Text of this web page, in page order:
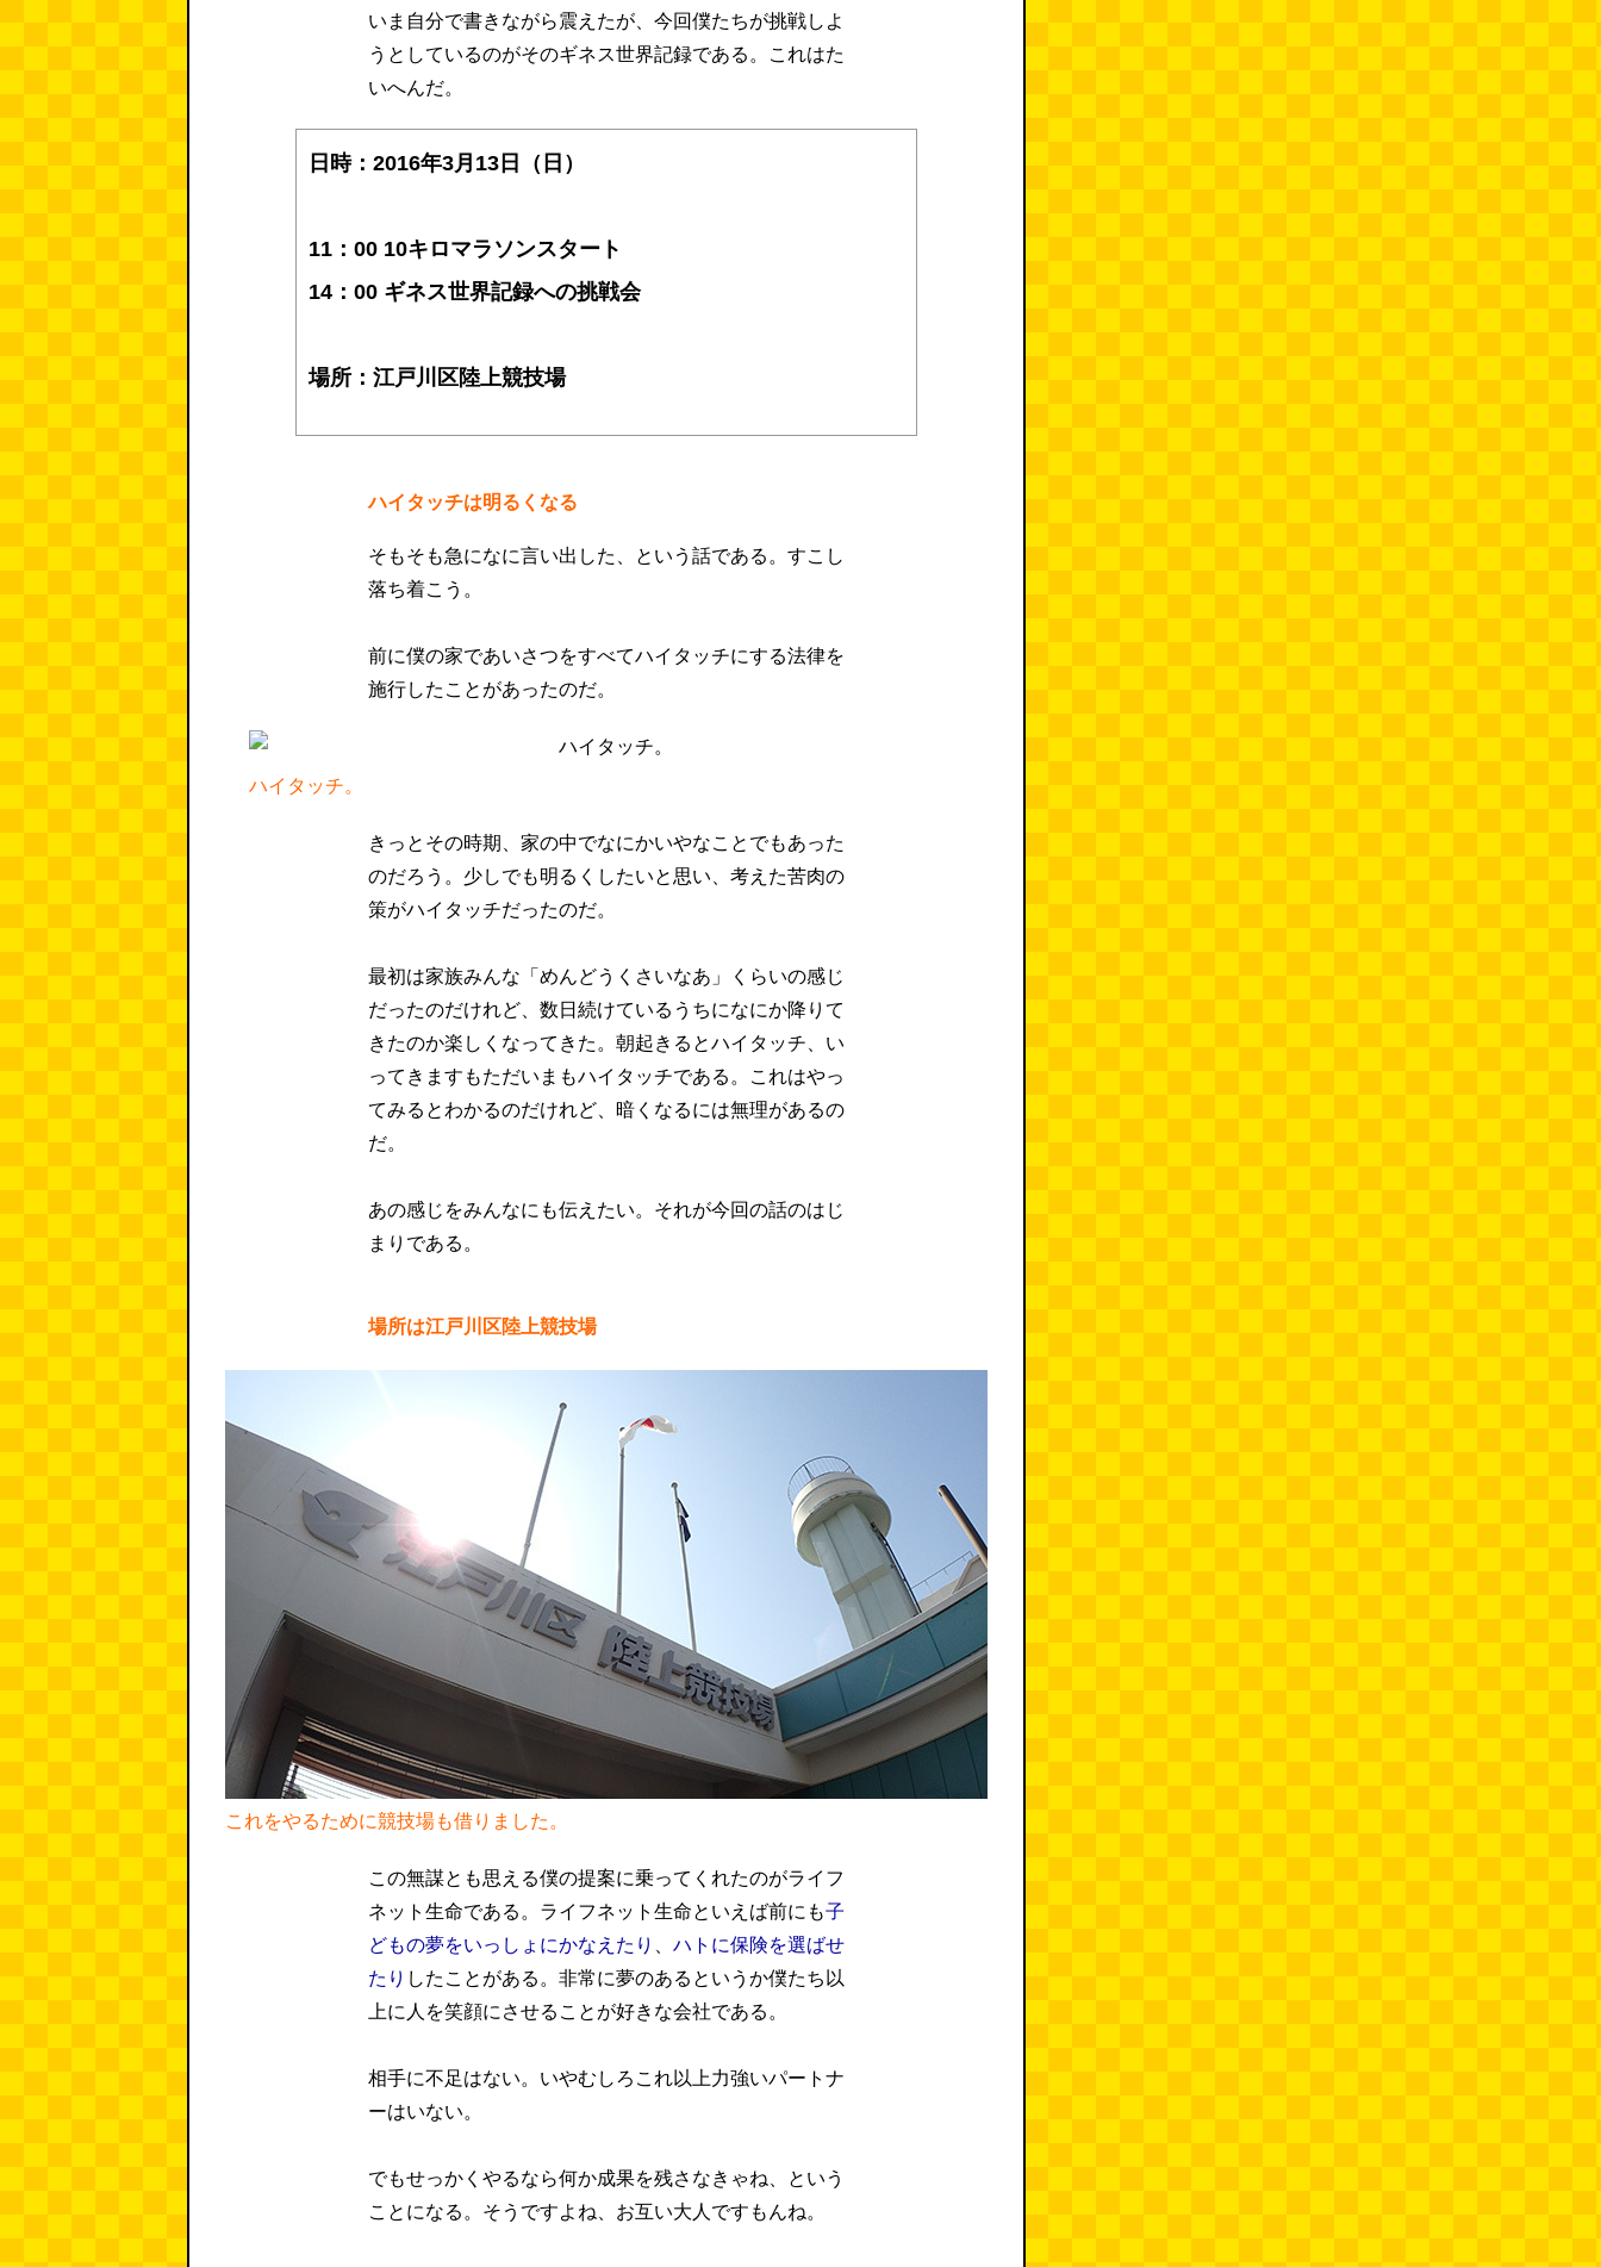
いま自分で書きながら震えたが、今回僕たちが挑戦しよ
うとしているのがそのギネス世界記録である。これはた
いへんだ。
日時：2016年3月13日（日）
11：00 10キロマラソンスタート
14：00 ギネス世界記録への挑戦会
場所：江戸川区陸上競技場
ハイタッチは明るくなる
そもそも急になに言い出した、という話である。すこし
落ち着こう。
前に僕の家であいさつをすべてハイタッチにする法律を
施行したことがあったのだ。
ハイタッチ。
きっとその時期、家の中でなにかいやなことでもあった
のだろう。少しでも明るくしたいと思い、考えた苦肉の
策がハイタッチだったのだ。
最初は家族みんな「めんどうくさいなあ」くらいの感じ
だったのだけれど、数日続けているうちになにか降りて
きたのか楽しくなってきた。朝起きるとハイタッチ、い
ってきますもただいまもハイタッチである。これはやっ
てみるとわかるのだけれど、暗くなるには無理があるの
だ。
あの感じをみんなにも伝えたい。それが今回の話のはじ
まりである。
場所は江戸川区陸上競技場
これをやるために競技場も借りました。
この無謀とも思える僕の提案に乗ってくれたのがライフ
ネット生命である。ライフネット生命といえば前にも子
どもの夢をいっしょにかなえたり
ハトに保険を選ばせ
たり したことがある。非常に夢のあるというか僕たち以
上に人を笑顔にさせることが好きな会社である。
相手に不足はない。いやむしろこれ以上力強いパートナ
ーはいない。
でもせっかくやるなら何か成果を残さなきゃね、という
ことになる。そうですよね、お互い大人ですもんね。